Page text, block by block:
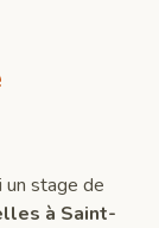
un stage de
à Saint-